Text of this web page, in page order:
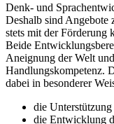
Denk- und
Deshalb sind Angebote
stets mit der Förderung
Beide
Aneignung der Welt
Handlungskompetenz.
dabei in besonderer
die
die Entwicklung